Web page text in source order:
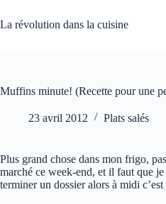
au
contenu
La révolution dans la cuisine
Muffins minute! (Recette pour une
23 avril 2012 Plats salés
Plus grand chose dans mon frigo,
marché ce week-end, et il faut que
terminer un dossier alors à midi